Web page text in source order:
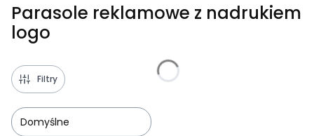
Parasole reklamowe z nadrukiem
logo
Filtry
Domyślne